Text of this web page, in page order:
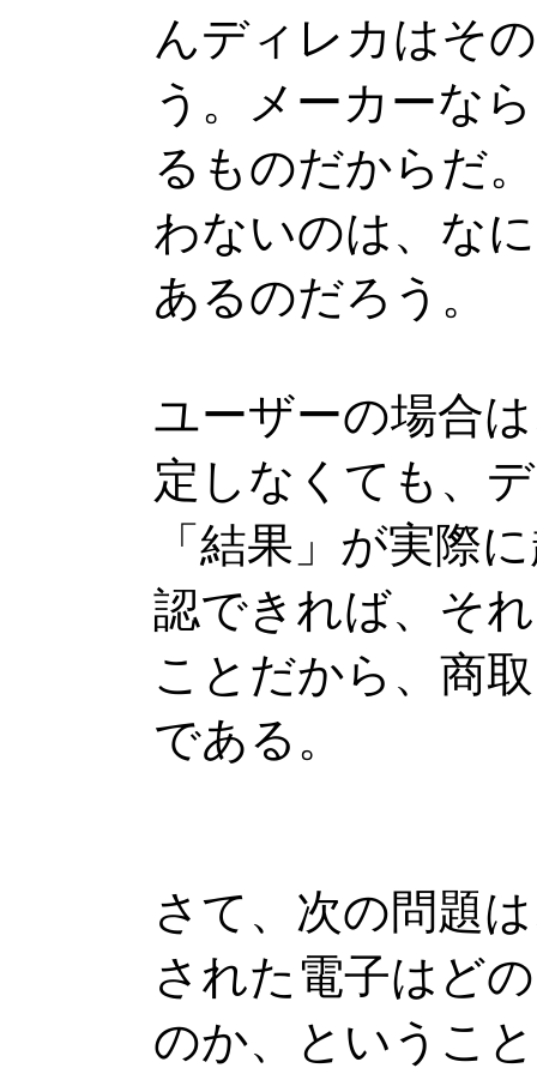
んディレカはそ
う。メーカーな
るものだからだ
わないのは、な
あるのだろう。
ユーザーの場合
定しなくても、
「結果」が実際
認できれば、そ
ことだから、商
である。
さて、次の問題
された電子はど
のか、というこ